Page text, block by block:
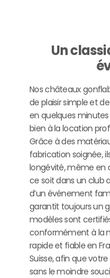
Un
Nos châteaux
de plaisir simple et
en quelques
bien à la location
Grâce à des
fabrication soignée,
longévité, même en
ce soit dans un club
d’un événement
garantit toujours un
modèles sont
conformément à la
rapide et fiable en
Suisse, afin que
sans le moindre